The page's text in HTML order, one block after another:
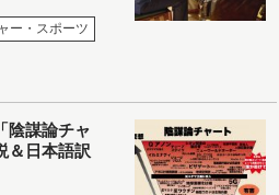
ー・スポーツ
陰謀論チャ
＆日本語訳